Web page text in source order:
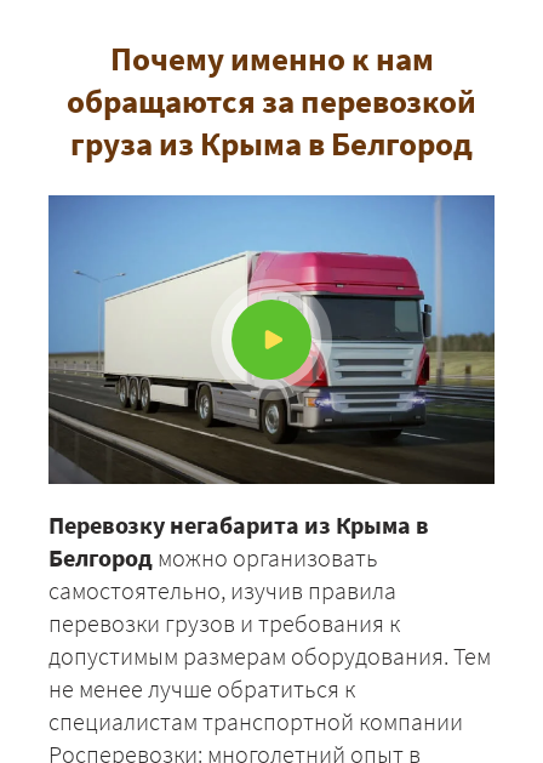
Почему именно к нам
обращаются за перевозкой
груза из Крыма в Белгород
Перевозку негабарита из Крыма в
Белгород можно организовать
самостоятельно, изучив правила
перевозки грузов и требования к
допустимым размерам оборудования. Тем
не менее лучше обратиться к
специалистам транспортной компании
Росперевозки: многолетний опыт в